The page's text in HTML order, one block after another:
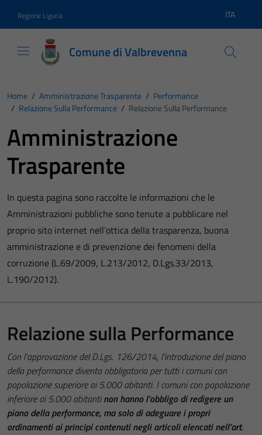
Regione Liguria Lingua
ITA
Comune di Valbrevenna
Home / Amministrazione Trasparente / Performance
/ Relazione Sulla Performance / Relazione Sulla Performance
Amministrazione
Trasparente
In questa pagina sono raccolte le informazioni che le
Amministrazioni pubbliche sono tenute a pubblicare nel
proprio sito internet nell’ottica della trasparenza, buona
amministrazione e di prevenzione dei fenomeni della
corruzione (L.69/2009, L.213/2012, D.Lgs.33/2013,
L.190/2012).
Relazione sulla Performance
Con l’approvazione del D.Lgs. 126/2014, l’introduzione del piano
della performance diventa obbligatoria per tutti i comuni con
popolazione superiore ai 5.000 abitanti. I comuni con popolazione
inferiore ai 5.000 abitantinon hanno l’obbligo di redigere un
piano della performance, ma solo di adeguare i propri
ordinamenti ai principi contenuti negli articoli elencati nell’art.